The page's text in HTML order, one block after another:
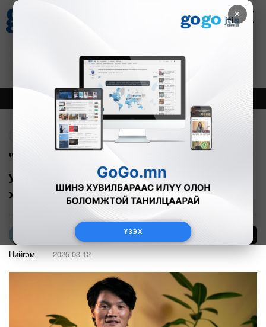
×
ҮЗЭХ
Зурхай
8.08
Онцлох Шинэ
"Илүүдэл жинтэй, согтууруулах
ундааны хэрэглээтэй, бүтээмж муутай
хүн болж хувирснаа мэдсэн"
Л.Амарцэцэг
Нийгэм 2025-03-12